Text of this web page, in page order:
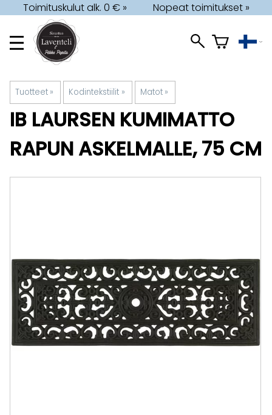
Toimituskulut alk. 0 € » Nopeat toimitukset »
Tuotteet ‪» Kodintekstiilit ‪» Matot ‪»
IB LAURSEN KUMIMATTO
RAPUN ASKELMALLE, 75 CM